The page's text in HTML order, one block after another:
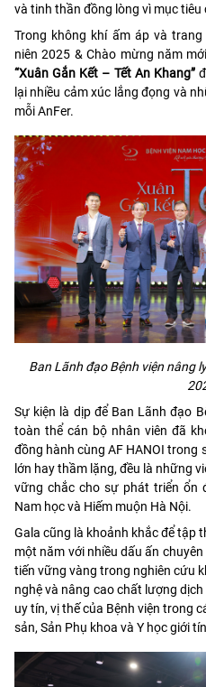
và tinh thần đồng lòng vì mục tiêu
Trong không khí ấm áp và
niên 2025 & Chào mừng năm
“Xuân Gắn Kết – Tết An Khang”
lại nhiều cảm xúc lắng đọng và
mỗi AnFer.
Ban Lãnh đạo Bệnh viện nâng
Sự kiện là dịp để Ban Lãnh đạo
toàn thể cán bộ nhân viên đã
đồng hành cùng AF HANOI trong
lớn hay thầm lặng, đều là những
vững chắc cho sự phát triển ổn
Nam học và Hiếm muộn Hà Nội.
Gala cũng là khoảnh khắc để tập
một năm với nhiều dấu ấn
tiến vững vàng trong nghiên cứu
nghệ và nâng cao chất lượng
uy tín, vị thế của Bệnh viện trong
sản, Sản Phụ khoa và Y học giới